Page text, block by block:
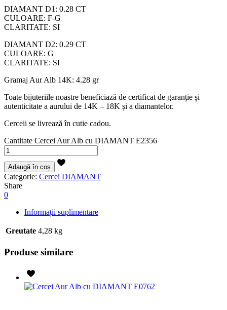
DIAMANT D1: 0.28 CT
CULOARE: F-G
CLARITATE: SI
DIAMANT D2: 0.29 CT
CULOARE: G
CLARITATE: SI
Gramaj Aur Alb 14K: 4.28 gr
Toate bijuteriile noastre beneficiază de certificat de garanție și
autenticitate a aurului de 14K – 18K și a diamantelor.
Cerceii se livrează în cutie cadou.
Cantitate Cercei Aur Alb cu DIAMANT E2356
Adaugă în coș
Categorie: Cercei DIAMANT
Share
0
Informații suplimentare
Greutate 4,28 kg
Produse similare